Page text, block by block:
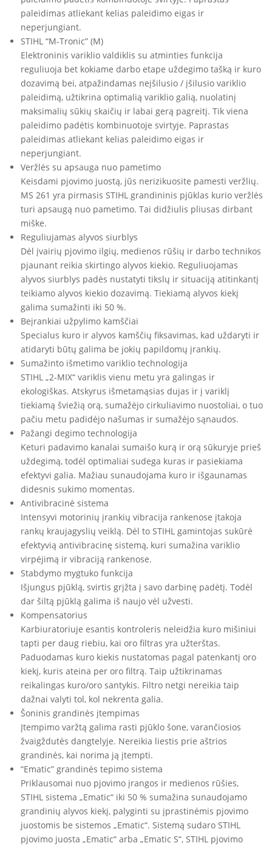
paleidimas atliekant kelias paleidimo eigas ir
neperjungiant.
STIHL “M-Tronic” (M)
Elektroninis variklio valdiklis su atminties funkcija
reguliuoja bet kokiame darbo etape uždegimo tašką ir kuro
dozavimą bei, atpažindamas neįšilusio / įšilusio variklio
paleidimą, užtikrina optimalią variklio galią, nuolatinį
maksimalių sūkių skaičių ir labai gerą pagreitį. Tik viena
paleidimo padėtis kombinuotoje svirtyje. Paprastas
paleidimas atliekant kelias paleidimo eigas ir
neperjungiant.
Veržlės su apsauga nuo pametimo
Keisdami pjovimo juostą, jūs nerizikuosite pamesti veržlių.
MS 261 yra pirmasis STIHL grandininis pjūklas kurio veržlės
turi apsaugą nuo pametimo. Tai didžiulis pliusas dirbant
miške.
Reguliujamas alyvos siurblys
Dėl įvairių pjovimo ilgių, medienos rūšių ir darbo technikos
pjaunant reikia skirtingo alyvos kiekio. Reguliuojamas
alyvos siurblys padės nustatyti tikslų ir situaciją atitinkantį
teikiamo alyvos kiekio dozavimą. Tiekiamą alyvos kiekį
galima sumažinti iki 50 %.
Beįrankiai užpylimo kamščiai
Specialus kuro ir alyvos kamščių fiksavimas, kad uždaryti ir
atidaryti būtų galima be jokių papildomų įrankių.
Sumažinto išmetimo variklio technologija
STIHL „2-MIX“ variklis vienu metu yra galingas ir
ekologiškas. Atskyrus išmetamąsias dujas ir į variklį
tiekiamą šviežią orą, sumažėjo cirkuliavimo nuostoliai, o tuo
pačiu metu padidėjo našumas ir sumažėjo sąnaudos.
Pažangi degimo technologija
Keturi padavimo kanalai sumaišo kurą ir orą sūkuryje prieš
uždegimą, todėl optimaliai sudega kuras ir pasiekiama
efektyvi galia. Mažiau sunaudojama kuro ir išgaunamas
didesnis sukimo momentas.
Antivibracinė sistema
Intensyvi motorinių įrankių vibracija rankenose įtakoja
rankų kraujagyslių veiklą. Dėl to STIHL gamintojas sukūrė
efektyvią antivibracinę sistemą, kuri sumažina variklio
virpėjimą ir vibraciją rankenose.
Stabdymo mygtuko funkcija
Išjungus pjūklą, svirtis grįžta į savo darbinę padėtį. Todėl
dar šiltą pjūklą galima iš naujo vėl užvesti.
Kompensatorius
Karbiuratoriuje esantis kontroleris neleidžia kuro mišiniui
tapti per daug riebiu, kai oro filtras yra užterštas.
Paduodamas kuro kiekis nustatomas pagal patenkantį oro
kiekį, kuris ateina per oro filtrą. Taip užtikrinamas
reikalingas kuro/oro santykis. Filtro netgi nereikia taip
dažnai valyti tol, kol nekrenta galia.
Šoninis grandinės įtempimas
Įtempimo varžtą galima rasti pjūklo šone, varančiosios
žvaigždutės dangtelyje. Nereikia liestis prie aštrios
grandinės, kai norima ją įtempti.
“Ematic” grandinės tepimo sistema
Priklausomai nuo pjovimo įrangos ir medienos rūšies,
STIHL sistema „Ematic“ iki 50 % sumažina sunaudojamo
grandinių alyvos kiekį, palyginti su įprastinėmis pjovimo
juostomis be sistemos „Ematic“. Sistemą sudaro STIHL
pjovimo juosta „Ematic“ arba „Ematic S“, STIHL pjovimo